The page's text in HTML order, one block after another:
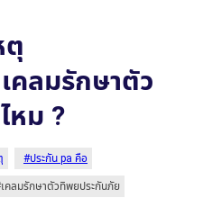
ตุ
คลมรักษาตัว
หม ?
#ประกัน pa คือ
คลมรักษาตัวทิพยประกันภัย